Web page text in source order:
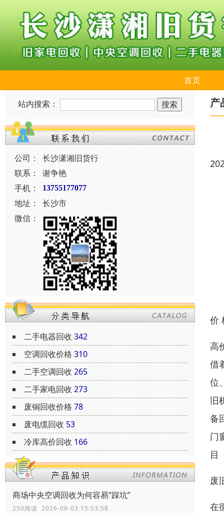
首页
站内搜索：
公司：
长沙潇湘旧货行
联系：
谢争艳
手机：
13755177077
地址：
长沙市
微信：
二手电器回收 342
空调回收价格 310
二手空调回收 265
二手家电回收 273
废铜回收价格 78
废电缆回收 53
冷库高价回收 166
商场中央空调回收为何容易“踩坑”
250阅读 2026-08-03 15:53:58
产
价
高
借
位
旧
备
门
目
废
在